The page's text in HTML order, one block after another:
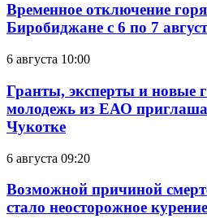
Временное отключение
Биробиджане с 6 по 7
6 августа 10:00
Гранты, эксперты и новые
молодежь из ЕАО
Чукотке
6 августа 09:20
Возможной причиной
стало неосторожное курение